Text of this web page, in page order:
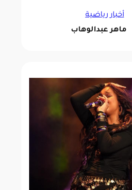
أخبار رياضية
ماهر عبدالوهاب